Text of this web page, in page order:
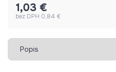
1,03 €
bez DPH 0,84 €
Vybrať záložku